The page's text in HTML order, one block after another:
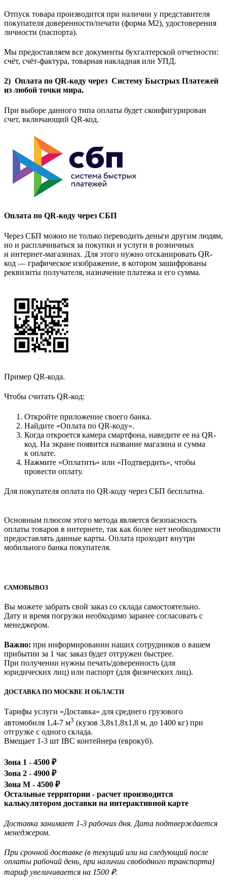
Отпуск товара производится при наличии у представителя
покупателя доверенности/печати (форма M2), удостоверения
личности (паспорта).
Мы предоставляем все документы бухгалтерской отчетности:
счёт, счёт-фактура, товарная накладная или УПД.
2) Оплата по QR-коду через Систему Быстрых Платежей
из любой точки мира.
При выборе данного типа оплаты будет сконфигурирован
счет, включающий QR-код.
Оплата по QR-коду через СБП
Через СБП можно не только переводить деньги другим людям,
но и расплачиваться за покупки и услуги в розничных
и интернет-магазинах. Для этого нужно отсканировать QR-
код — графическое изображение, в котором зашифрованы
реквизиты получателя, назначение платежа и его сумма.
Пример QR-кода.
Чтобы считать QR-код:
Откройте приложение своего банка.
Найдите «Оплата по QR-коду».
Когда откроется камера смартфона, наведите ее на QR-
код. На экране появится название магазина и сумма
к оплате.
Нажмите «Оплатить» или «Подтвердить», чтобы
провести оплату.
Для покупателя оплата по QR-коду через СБП бесплатна.
Основным плюсом этого метода является безопасность
оплаты товаров в интернете, так как более нет необходимости
предоставлять данные карты. Оплата проходит внутри
мобильного банка покупателя.
САМОВЫВОЗ
Вы можете забрать свой заказ со склада самостоятельно.
Дату и время погрузки необходимо заранее согласовать с
менеджером.
Важно: при информировании наших сотрудников о вашем
прибытии за 1 час заказ будет отгружен быстрее.
При получении нужны печать/доверенность (для
юридических лиц) или паспорт (для физических лиц).
ДОСТАВКА ПО МОСКВЕ И ОБЛАСТИ
Тарифы услуги «Доставка» для среднего грузового
автомобиля 1,4-7 м3 (кузов 3,8x1,8x1,8 м, до 1400 кг) при
отгрузке с одного склада.
Вмещает 1-3 шт IBC контейнера (еврокуб).
Зона 1 - 4500 ₽
Зона 2 - 4900 ₽
Зона М - 4500 ₽
Остальные территории - расчет производится
калькулятором доставки на интерактивной карте
Доставка занимает 1-3 рабочих дня. Дата подтверждается
менеджером.
При срочной доставке (в текущий или на следующий после
оплаты рабочий день, при наличии свободного транспорта)
тариф увеличивается на 1500 ₽.